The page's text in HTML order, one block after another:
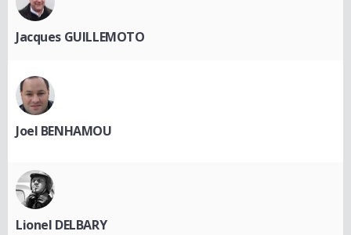
Jacques GUILLEMOTO
Joel BENHAMOU
Lionel DELBARY